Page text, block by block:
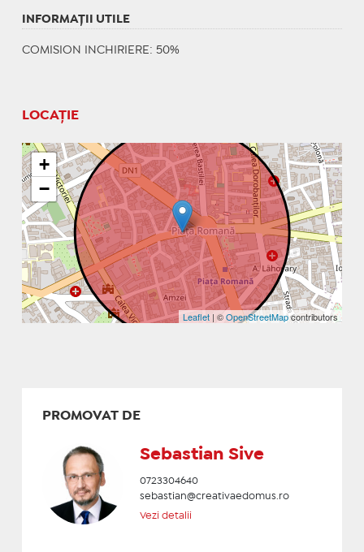
INFORMAŢII UTILE
COMISION INCHIRIERE: 50%
LOCAȚIE
+
−
Leaflet | ©OpenStreetMapcontributors
PROMOVAT DE
Sebastian Sive
0723304640
sebastian@creativaedomus.ro
Vezi detalii